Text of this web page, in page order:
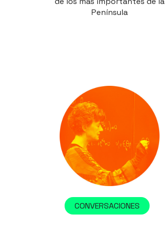
Península
CONVERSACIONES